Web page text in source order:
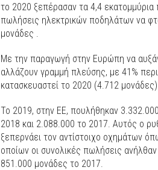
το 2020 ξεπέρασαν τα 4,4
πωλήσεις ηλεκτρικών ποδηλάτων να
μονάδες .
Με την παραγωγή στην Ευρώπη να
αλλάζουν γραμμή πλεύσης, με 41%
κατασκευαστεί το 2020 (4.712
Το 2019, στην ΕΕ, πουλήθηκαν
2018 και 2.088.000 το 2017. Αυτός ο
ξεπερνάει τον αντίστοιχο οχημάτων
οποίων οι συνολικές πωλήσεις
851.000 μονάδες το 2017.